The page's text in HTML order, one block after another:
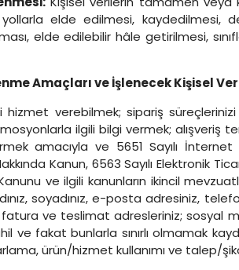
elde edilmesi, kaydedilmesi,
elde edilebilir hâle getirilmesi,
Amaçları ve İşlenecek Kişisel
hizmet verebilmek; sipariş
ilgili bilgi vermek; alışveriş
amacıyla ve 5651 Sayılı
Kanun, 6563 Sayılı Elektronik
ve ilgili kanunların ikincil
soyadınız, e-posta adresiniz,
fatura ve teslimat adresleriniz; sosyal
ve fakat bunlarla sınırlı olmamak
ürün/hizmet kullanımı ve talep/